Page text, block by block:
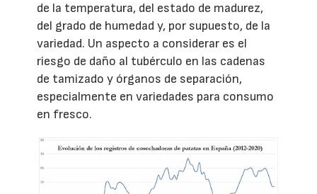
de la temperatura, del estado de madurez,
del grado de humedad y, por supuesto, de la
variedad. Un aspecto a considerar es el
riesgo de daño al tubérculo en las cadenas
de tamizado y órganos de separación,
especialmente en variedades para consumo
en fresco.